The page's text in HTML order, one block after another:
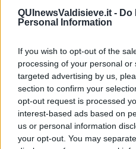
QUInewsValdisieve.it - Do
Personal Information
If you wish to opt-out of the
processing of your personal
targeted advertising by us,
section to confirm your
opt-out request is processed
interest-based ads based on
us or personal information
your opt-out. You may
Un manuale essenziale per
Il corridoio blu
​I costi dell’adeguamento al
Alcune domande da
sorti dell’Elba
Verso il full electric a gestione
​La Scienza dei Cittadini e i
Trump e le sue guerre contro i
​Le furbate elettorali della
dell’opposizione